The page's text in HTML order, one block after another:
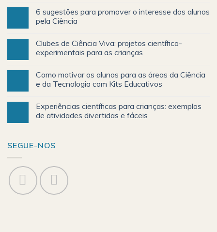
6 sugestões para promover o interesse dos alunos
pela Ciência
Clubes de Ciência Viva: projetos científico-
experimentais para as crianças
Como motivar os alunos para as áreas da Ciência
e da Tecnologia com Kits Educativos
Experiências científicas para crianças: exemplos
de atividades divertidas e fáceis
SEGUE-NOS